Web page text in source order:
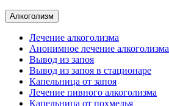
Алкоголизм
Лечение алкоголизма
Анонимное лечение алкоголизма
Вывод из запоя
Вывод из запоя в стационаре
Капельница от запоя
Лечение пивного алкоголизма
Капельница от похмелья